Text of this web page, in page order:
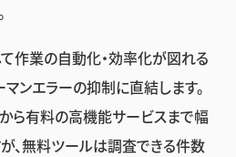
作業の自動化・効率化が図れる
ンエラーの抑制に直結します。
ら有料の高機能サービスまで幅
、無料ツールは調査できる件数